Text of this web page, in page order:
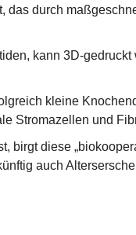
das durch
kann 3D-gedruckt
kleine
Stromazellen und
birgt diese
auch